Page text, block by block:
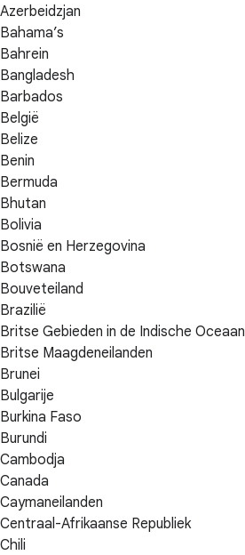
Azerbeidzjan
Bahama’s
Bahrein
Bangladesh
Barbados
België
Belize
Benin
Bermuda
Bhutan
Bolivia
Bosnië en Herzegovina
Botswana
Bouveteiland
Brazilië
Britse Gebieden in de Indische Oceaan
Britse Maagdeneilanden
Brunei
Bulgarije
Burkina Faso
Burundi
Cambodja
Canada
Caymaneilanden
Centraal-Afrikaanse Republiek
Chili